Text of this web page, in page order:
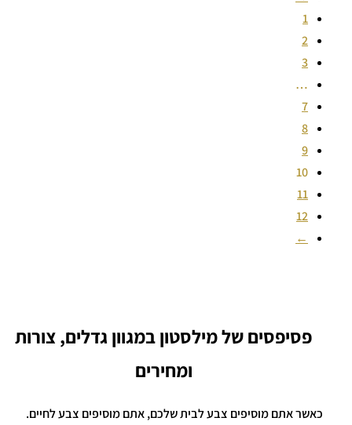
1
2
3
…
7
8
9
10
11
12
←
פסיפסים של מילסטון במגוון גדלים, צורות
ומחירים
כאשר אתם מוסיפים צבע לבית שלכם, אתם מוסיפים צבע לחיים.